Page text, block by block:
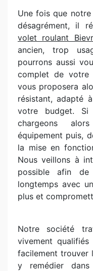
Une fois que
désagrément, il
volet roulant
ancien, trop
pourrons aussi
complet de votre
vous proposera
résistant, adapté
votre budget. Si
chargeons
équipement puis,
la mise en
Nous veillons à
possible afin
longtemps avec
plus et
Notre société
vivement
facilement trouver
y remédier